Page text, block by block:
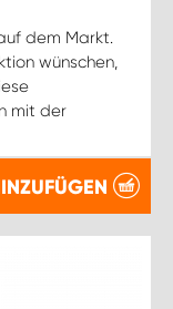
dem Markt.
wünschen,
mit der